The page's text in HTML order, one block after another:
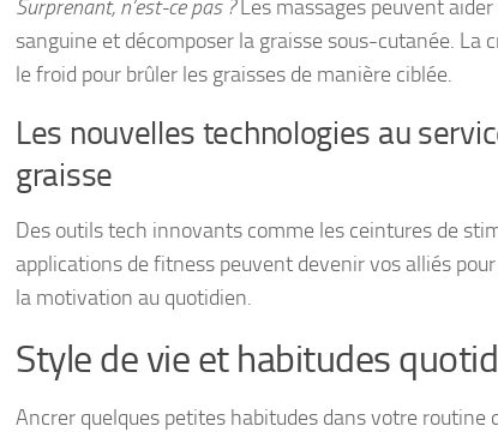
Surprenant, n’est-ce pas ?Les massages peuvent
sanguine et décomposer la graisse sous-cutanée. La
le froid pour brûler les graisses de manière ciblée.
Les nouvelles technologies au
graisse
Des outils tech innovants comme les ceintures de
applications de fitness peuvent devenir vos alliés
la motivation au quotidien.
Style de vie et habitudes
Ancrer quelques petites habitudes dans votre